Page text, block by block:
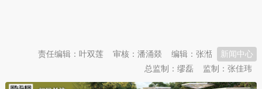
新闻中心
编辑：张湉
审核：潘涌燚
责任编辑：叶双莲
监制：张佳玮
总监制：缪磊